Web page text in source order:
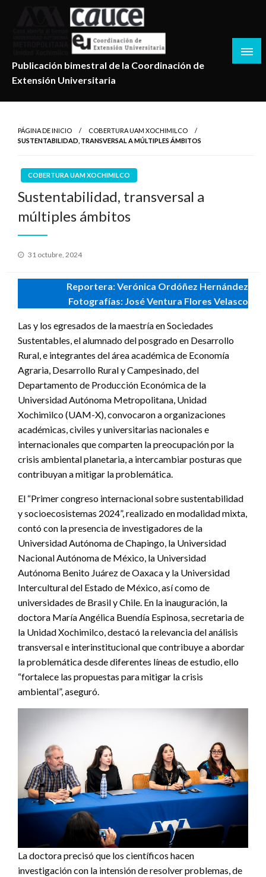
Publicación bimestral de la Coordinación de
Extensión Universitaria
PÁGINA DE INICIO
COBERTURA UAM XOCHIMILCO
SUSTENTABILIDAD, TRANSVERSAL A MÚLTIPLES ÁMBITOS
COBERTURA UAM XOCHIMILCO
Sustentabilidad, transversal a
múltiples ámbitos
Publicado
31 octubre, 2024
Reportera: Verónica Ordóñez Hernández
Fotografías: José Ventura Flores Velasco
Las y los egresados de la maestría en Sociedades
Sustentables, el alumnado del posgrado en Desarrollo
Rural, e integrantes del área académica de Economía
Agraria, Desarrollo Rural y Campesinado, del
Departamento de Producción Económica de la
Universidad Autónoma Metropolitana, Unidad
Xochimilco (UAM-X), convocaron a organizaciones
académicas, civiles y universitarias nacionales e
internacionales que comparten la preocupación por la
crisis ambiental planetaria, a intercambiar posturas que
contribuyan a mitigar la problemática.
El “Primer congreso internacional sobre sustentabilidad
y socioecosistemas 2024”, realizado en modalidad mixta,
contó con la presencia de investigadores de la
Universidad Autónoma de Chapingo, la Universidad
Nacional Autónoma de México, la Universidad
Autónoma Benito Juárez de Oaxaca y la Universidad
Intercultural del Estado de México, así como de
universidades de Brasil y Chile. En la inauguración, la
doctora María Angélica Buendía Espinosa, secretaria de
la Unidad Xochimilco, destacó la relevancia del análisis
transversal e interinstitucional que contribuye a abordar
la problemática desde diferentes líneas de estudio, ello
“fortalece las propuestas para mitigar la crisis
ambiental”, aseguró.
La doctora precisó que los científicos hacen
investigación con la intensión de resolver problemas, de